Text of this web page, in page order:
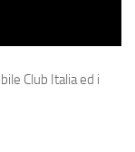
Club Italia ed i